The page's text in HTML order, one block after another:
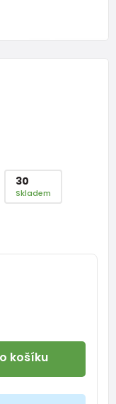
30
Skladem
košíku